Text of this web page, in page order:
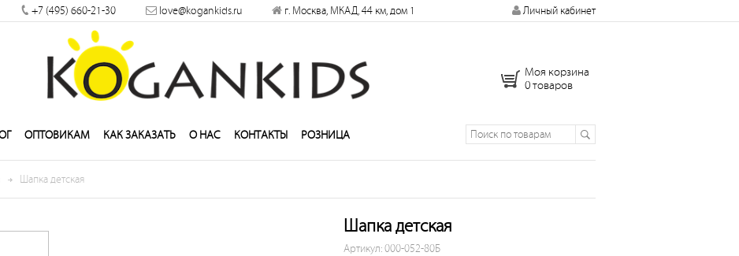
Разрешить
+7 (495) 660-21-30 love@kogankids.ru г. Москва, МКАД, 44 км, дом 1 Личный кабинет
Моя корзина
0 товаров
ОПТОВИКАМ КАК ЗАКАЗАТЬ О НАС КОНТАКТЫ РОЗНИЦА
Шапка детская
Шапка детская
Артикул: 000-052-80Б